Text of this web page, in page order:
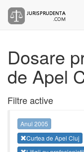
Dosare
de Apel
Filtre active
Anul 2005
Curtea de Apel Cluj